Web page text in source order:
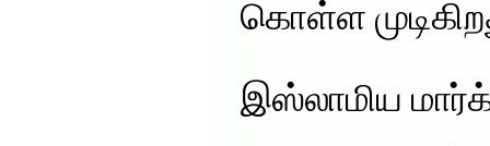
கொள்ள
இஸ்லாமிய